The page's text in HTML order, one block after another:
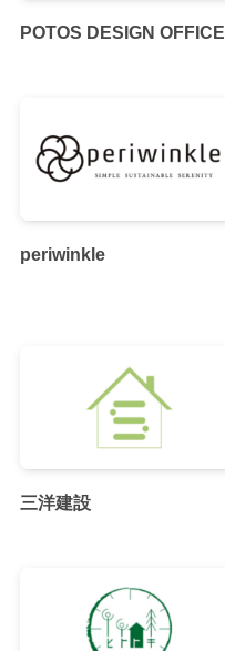
POTOS DESIGN OFFICE
periwinkle
三洋建設